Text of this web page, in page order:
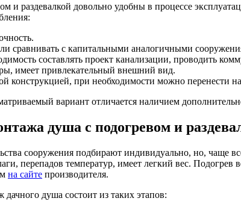
и раздевалкой довольно удобны в процессе
сравнивать с капитальными аналогичными
составлять проект канализации, проводить
имеет привлекательный внешний вид.
конструкцией, при необходимости можно перенести
вариант отличается наличием
душа с подогревом и
сооружения подбирают индивидуально, но, чаще
перепадов температур, имеет легкий вес.
на сайте производителя.
душа состоит из таких этапов: